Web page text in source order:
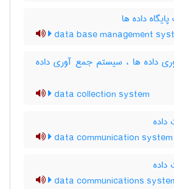
داده ها
data base management
داده ها ، سیستم جمع آوری داده
data collection system
داده
data communication system
داده
data communications